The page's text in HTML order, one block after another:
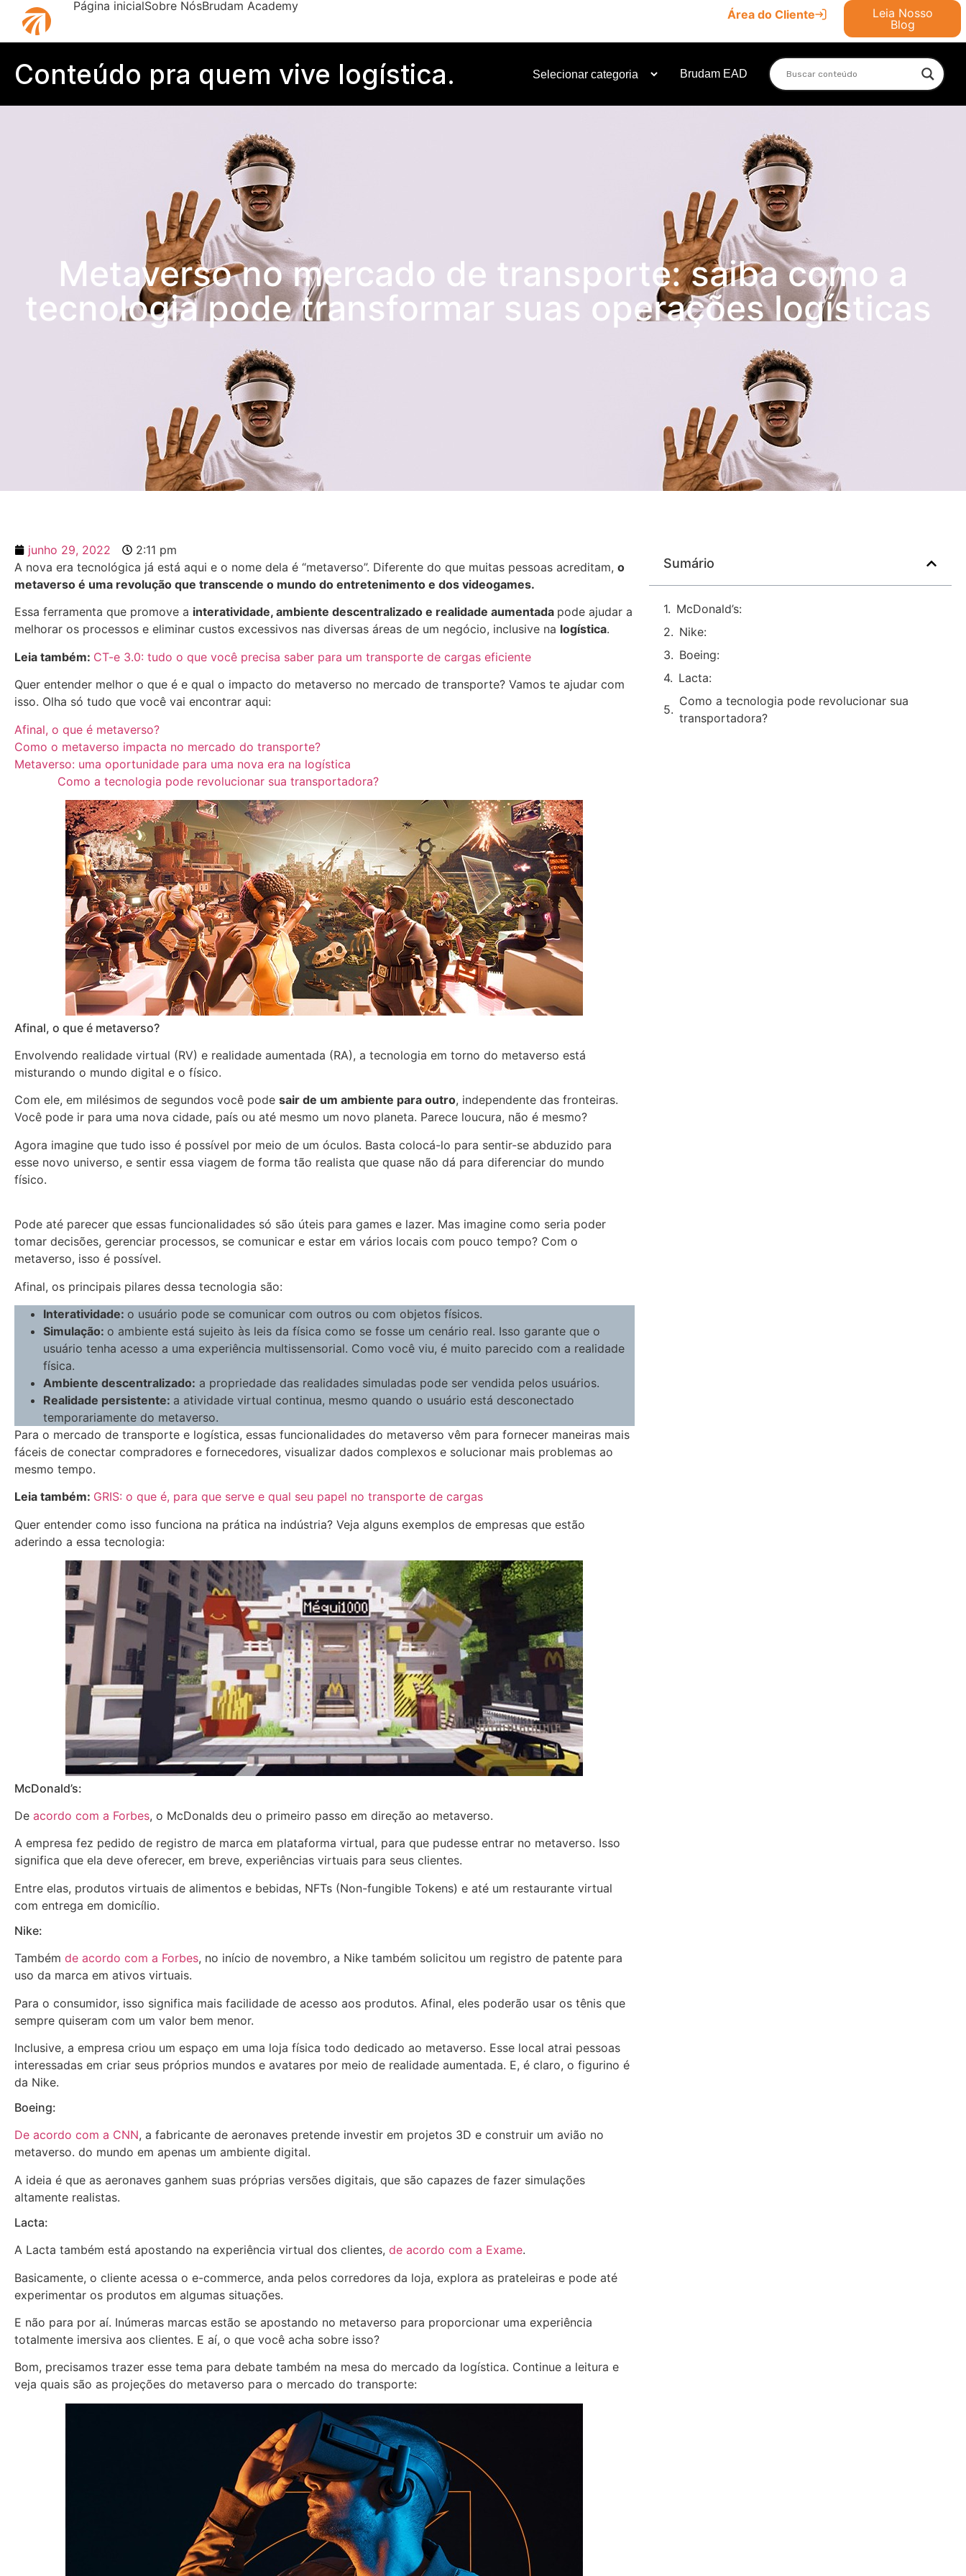
Página inicialSobre NósBrudam Academy
Área do Cliente
Leia Nosso
Blog
Conteúdo pra quem vive logística. Brudam EAD
Metaverso no mercado de transporte: saiba como a
tecnologia pode transformar suas operações logísticas
junho 29, 2022
2:11 pm
A nova era tecnológica já está aqui e o nome dela é “metaverso”. Diferente do que muitas pessoas acreditam, o
metaverso é uma revolução que transcende o mundo do entretenimento e dos videogames.
Essa ferramenta que promove a interatividade, ambiente descentralizado e realidade aumentada pode ajudar a
melhorar os processos e eliminar custos excessivos nas diversas áreas de um negócio, inclusive na logística.
Leia também: CT-e 3.0: tudo o que você precisa saber para um transporte de cargas eficiente
Quer entender melhor o que é e qual o impacto do metaverso no mercado de transporte? Vamos te ajudar com
isso. Olha só tudo que você vai encontrar aqui:
Afinal, o que é metaverso?
Como o metaverso impacta no mercado do transporte?
Metaverso: uma oportunidade para uma nova era na logística
Como a tecnologia pode revolucionar sua transportadora?
Afinal, o que é metaverso?
Envolvendo realidade virtual (RV) e realidade aumentada (RA), a tecnologia em torno do metaverso está
misturando o mundo digital e o físico.
Com ele, em milésimos de segundos você pode sair de um ambiente para outro, independente das fronteiras.
Você pode ir para uma nova cidade, país ou até mesmo um novo planeta. Parece loucura, não é mesmo?
Agora imagine que tudo isso é possível por meio de um óculos. Basta colocá-lo para sentir-se abduzido para
esse novo universo, e sentir essa viagem de forma tão realista que quase não dá para diferenciar do mundo
físico.
Pode até parecer que essas funcionalidades só são úteis para games e lazer. Mas imagine como seria poder
tomar decisões, gerenciar processos, se comunicar e estar em vários locais com pouco tempo? Com o
metaverso, isso é possível.
Afinal, os principais pilares dessa tecnologia são:
Interatividade: o usuário pode se comunicar com outros ou com objetos físicos.
Simulação: o ambiente está sujeito às leis da física como se fosse um cenário real. Isso garante que o
usuário tenha acesso a uma experiência multissensorial. Como você viu, é muito parecido com a realidade
física.
Ambiente descentralizado: a propriedade das realidades simuladas pode ser vendida pelos usuários.
Realidade persistente: a atividade virtual continua, mesmo quando o usuário está desconectado
temporariamente do metaverso.
Para o mercado de transporte e logística, essas funcionalidades do metaverso vêm para fornecer maneiras mais
fáceis de conectar compradores e fornecedores, visualizar dados complexos e solucionar mais problemas ao
mesmo tempo.
Leia também: GRIS: o que é, para que serve e qual seu papel no transporte de cargas
Quer entender como isso funciona na prática na indústria? Veja alguns exemplos de empresas que estão
aderindo a essa tecnologia:
McDonald’s:
De acordo com a Forbes, o McDonalds deu o primeiro passo em direção ao metaverso.
A empresa fez pedido de registro de marca em plataforma virtual, para que pudesse entrar no metaverso. Isso
significa que ela deve oferecer, em breve, experiências virtuais para seus clientes.
Entre elas, produtos virtuais de alimentos e bebidas, NFTs (Non-fungible Tokens) e até um restaurante virtual
com entrega em domicílio.
Nike:
Também de acordo com a Forbes, no início de novembro, a Nike também solicitou um registro de patente para
uso da marca em ativos virtuais.
Para o consumidor, isso significa mais facilidade de acesso aos produtos. Afinal, eles poderão usar os tênis que
sempre quiseram com um valor bem menor.
Inclusive, a empresa criou um espaço em uma loja física todo dedicado ao metaverso. Esse local atrai pessoas
interessadas em criar seus próprios mundos e avatares por meio de realidade aumentada. E, é claro, o figurino é
da Nike.
Boeing:
De acordo com a CNN, a fabricante de aeronaves pretende investir em projetos 3D e construir um avião no
metaverso. do mundo em apenas um ambiente digital.
A ideia é que as aeronaves ganhem suas próprias versões digitais, que são capazes de fazer simulações
altamente realistas.
Lacta:
A Lacta também está apostando na experiência virtual dos clientes, de acordo com a Exame.
Basicamente, o cliente acessa o e-commerce, anda pelos corredores da loja, explora as prateleiras e pode até
experimentar os produtos em algumas situações.
E não para por aí. Inúmeras marcas estão se apostando no metaverso para proporcionar uma experiência
totalmente imersiva aos clientes. E aí, o que você acha sobre isso?
Bom, precisamos trazer esse tema para debate também na mesa do mercado da logística. Continue a leitura e
veja quais são as projeções do metaverso para o mercado do transporte:
Sumário
McDonald’s:
Nike:
Boeing:
Lacta:
Como a tecnologia pode revolucionar sua
transportadora?